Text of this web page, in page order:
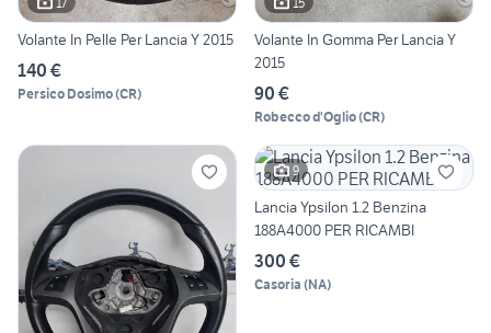
Volante In Pelle Per Lancia Y 2015
140 €
Persico Dosimo(CR)
Volante In Gomma Per Lancia Y
2015
90 €
Robecco d'Oglio(CR)
9
Lancia Ypsilon 1.2 Benzina
188A4000 PER RICAMBI
300 €
Casoria (NA)